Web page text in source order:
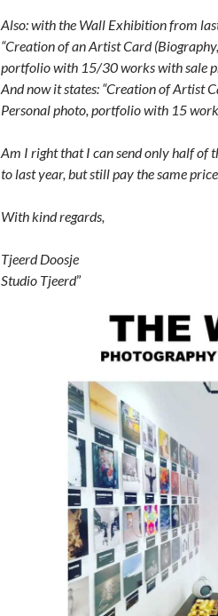
Also: with the Wall Exhibition from
“Creation of an Artist Card
portfolio with 15/30 works with sale
And now it states: “Creation of Artist
Personal photo, portfolio with 15
Am I right that I can send only half of
to last year, but still pay the same
With kind regards,
Tjeerd Doosje
Studio Tjeerd”